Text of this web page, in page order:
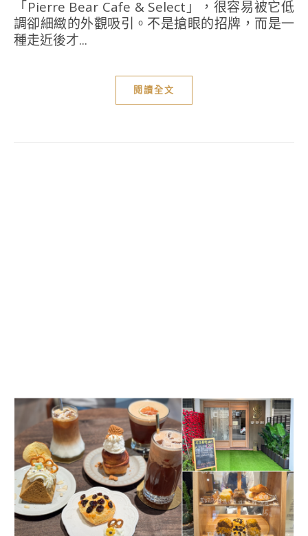
「Pierre Bear Cafe & Select」，很容易被它低
調卻細緻的外觀吸引。不是搶眼的招牌，而是一
種走近後才...
閱讀全文